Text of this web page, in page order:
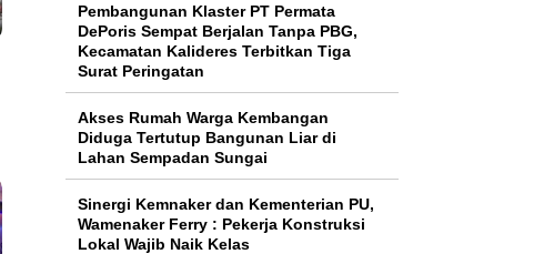
Pembangunan Klaster PT Permata
DePoris Sempat Berjalan Tanpa PBG,
Kecamatan Kalideres Terbitkan Tiga
Surat Peringatan
Akses Rumah Warga Kembangan
Diduga Tertutup Bangunan Liar di
Lahan Sempadan Sungai
Sinergi Kemnaker dan Kementerian PU,
Wamenaker Ferry : Pekerja Konstruksi
Lokal Wajib Naik Kelas